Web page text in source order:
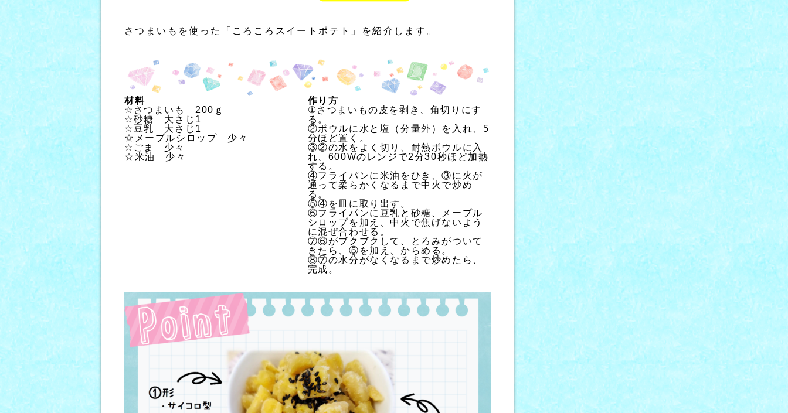
さつまいもを使った「ころころスイートポテト」を紹介します。
材料
☆さつまいも　200ｇ
☆砂糖　大さじ1
☆豆乳　大さじ1
☆メープルシロップ　少々
☆ごま　少々
☆米油　少々
作り方
①さつまいもの皮を剥き、角切りにす
る。
②ボウルに水と塩（分量外）を入れ、5
分ほど置く。
③②の水をよく切り、耐熱ボウルに入
れ、600Wのレンジで2分30秒ほど加熱
する。
④フライパンに米油をひき、③に火が
通って柔らかくなるまで中火で炒め
る。
⑤④を皿に取り出す。
⑥フライパンに豆乳と砂糖、メープル
シロップを加え、中火で焦げないよう
に混ぜ合わせる。
⑦⑥がブクブクして、とろみがついて
きたら、⑤を加え、からめる。
⑧⑦の水分がなくなるまで炒めたら、
完成。